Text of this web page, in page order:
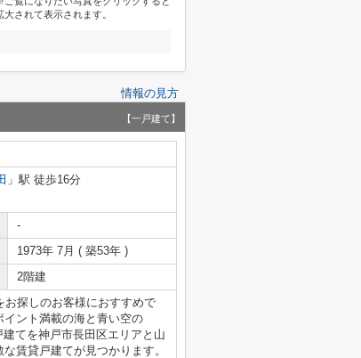
大されて表示されます。
情報の見方
【一戸建て】
」駅 徒歩16分
-
1973年 7月 ( 築53年 )
2階建
お探しのお客様におすすめで
ント満載の海と青い空の
てを神戸市長田区エリアと山
賃貸戸建てが見つかります。